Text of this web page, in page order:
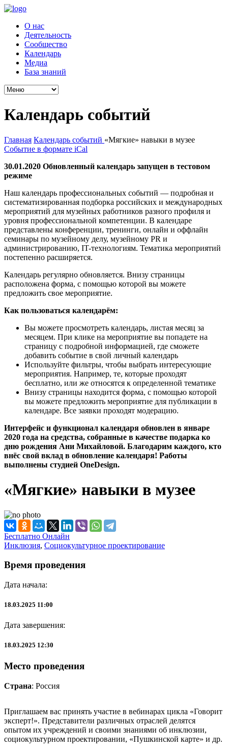
О нас
Деятельность
Сообщество
Календарь
Медиа
База знаний
Календарь событий
Главная Календарь событий «Мягкие» навыки в музее
Событие в формате iCal
30.01.2020 Обновленный календарь запущен в тестовом
режиме
Наш календарь профессиональных событий — подробная и
систематизированная подборка российских и международных
мероприятий для музейных работников разного профиля и
уровня профессиональной компетенции. В календаре
представлены конференции, тренинги, онлайн и оффлайн
семинары по музейному делу, музейному PR и
администрированию, IT-технологиям. Тематика мероприятий
постепенно расширяется.
Календарь регулярно обновляется. Внизу страницы
расположена форма, с помощью которой вы можете
предложить свое мероприятие.
Как пользоваться календарём:
Вы можете просмотреть календарь, листая месяц за
месяцем. При клике на мероприятие вы попадете на
страницу с подробной информацией, где сможете
добавить событие в свой личный календарь
Используйте фильтры, чтобы выбрать интересующие
мероприятия. Например, те, которые проходят
бесплатно, или же относятся к определенной тематике
Внизу страницы находится форма, с помощью которой
вы можете предложить мероприятие для публикации в
календаре. Все заявки проходят модерацию.
Интерфейс и функционал календаря обновлен в январе
2020 года на средства, собранные в качестве подарка ко
дню рождения Ани Михайловой. Благодарим каждого, кто
внёс свой вклад в обновление календаря! Работы
выполнены студией OneDesign.
«Мягкие» навыки в музее
Бесплатно Онлайн
Инклюзия, Социокультурное проектирование
Время проведения
Дата начала:
18.03.2025 11:00
Дата завершения:
18.03.2025 12:30
Место проведения
Страна: Россия
Приглашаем вас принять участие в вебинарах цикла «Говорит
эксперт!». Представители различных отраслей делятся
опытом их учреждений и своими знаниями об инклюзии,
социокультурном проектировании, «Пушкинской карте» и др.